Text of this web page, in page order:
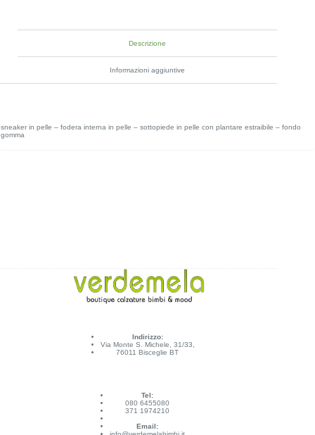
Descrizione
Informazioni aggiuntive
sneaker in pelle – fodera interna in pelle – sottopiede in pelle con plantare estraibile – fondo
gomma
Indirizzo:
Via Monte S. Michele, 31/33,
76011 Bisceglie BT
Tel:
080 6455080
371 1974210
Email: